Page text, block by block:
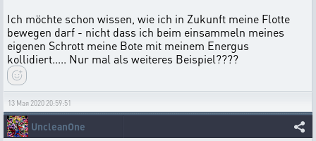
Ich möchte schon wissen, wie ich in Zukunft meine Flotte
bewegen darf - nicht dass ich beim einsammeln meines
eigenen Schrott meine Bote mit meinem Energus
kollidiert..... Nur mal als weiteres Beispiel????
13 Мая 2020 20:59:51
UncleanOne